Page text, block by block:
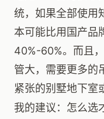
统，如果全部使用
本可能比用国产品
40%-60%。而且
管大，需要更多的
紧张的别墅地下室
我的建议：怎么选